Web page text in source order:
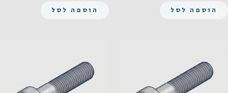
הוספה לסל הוספה לסל